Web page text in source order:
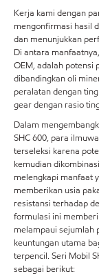
Kerja kami dengan
mengonfirmasi hasil
dan menunjukkan
Di antara
OEM, adalah potensi
dibandingkan oli
peralatan dengan
gear dengan rasio
Dalam
SHC 600, para
terseleksi karena
kemudian
melengkapi manfaat
memberikan usia
resistansi terhadap
formulasi ini
melampaui sejumlah
keuntungan utama
terpencil. Seri Mobil
sebagai berikut: